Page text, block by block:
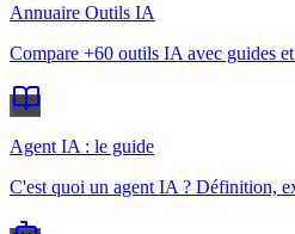
Annuaire Outils IA
Compare +60 outils IA avec guides
Agent IA : le guide
C'est quoi un agent IA ? Définition,